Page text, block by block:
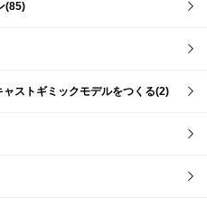
(85)
ストギミックモデルをつくる(2)